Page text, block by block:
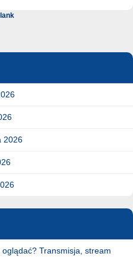
2026
Transmisja, stream